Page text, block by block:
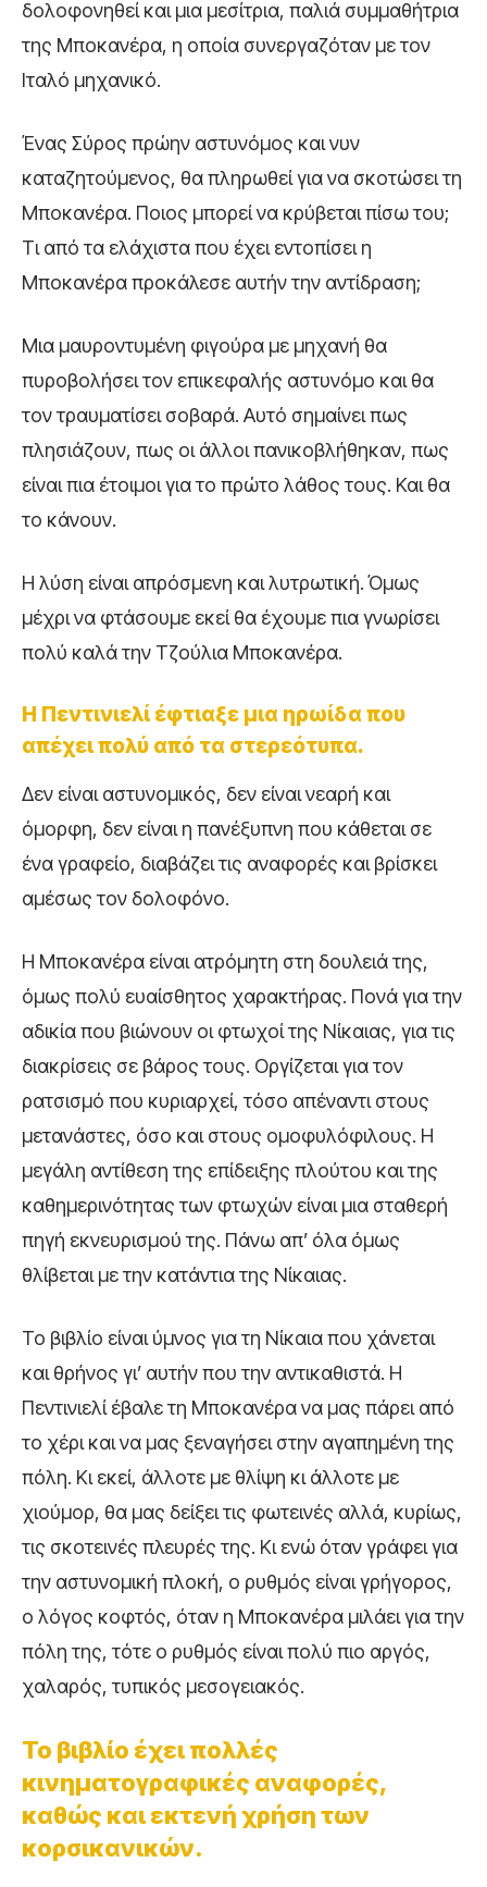
δολοφονηθεί και μια μεσίτρια, παλιά συμμαθήτρια
της Μποκανέρα, η οποία συνεργαζόταν με τον
Ιταλό μηχανικό.
Ένας Σύρος πρώην αστυνόμος και νυν
καταζητούμενος, θα πληρωθεί για να σκοτώσει τη
Μποκανέρα. Ποιος μπορεί να κρύβεται πίσω του;
Τι από τα ελάχιστα που έχει εντοπίσει η
Μποκανέρα προκάλεσε αυτήν την αντίδραση;
Μια μαυροντυμένη φιγούρα με μηχανή θα
πυροβολήσει τον επικεφαλής αστυνόμο και θα
τον τραυματίσει σοβαρά. Αυτό σημαίνει πως
πλησιάζουν, πως οι άλλοι πανικοβλήθηκαν, πως
είναι πια έτοιμοι για το πρώτο λάθος τους. Και θα
το κάνουν.
Η λύση είναι απρόσμενη και λυτρωτική. Όμως
μέχρι να φτάσουμε εκεί θα έχουμε πια γνωρίσει
πολύ καλά την Τζούλια Μποκανέρα.
Η Πεντινιελί έφτιαξε μια ηρωίδα που
απέχει πολύ από τα στερεότυπα.
Δεν είναι αστυνομικός, δεν είναι νεαρή και
όμορφη, δεν είναι η πανέξυπνη που κάθεται σε
ένα γραφείο, διαβάζει τις αναφορές και βρίσκει
αμέσως τον δολοφόνο.
Η Μποκανέρα είναι ατρόμητη στη δουλειά της,
όμως πολύ ευαίσθητος χαρακτήρας. Πονά για την
αδικία που βιώνουν οι φτωχοί της Νίκαιας, για τις
διακρίσεις σε βάρος τους. Οργίζεται για τον
ρατσισμό που κυριαρχεί, τόσο απέναντι στους
μετανάστες, όσο και στους ομοφυλόφιλους. Η
μεγάλη αντίθεση της επίδειξης πλούτου και της
καθημερινότητας των φτωχών είναι μια σταθερή
πηγή εκνευρισμού της. Πάνω απ’ όλα όμως
θλίβεται με την κατάντια της Νίκαιας.
Το βιβλίο είναι ύμνος για τη Νίκαια που χάνεται
και θρήνος γι’ αυτήν που την αντικαθιστά. Η
Πεντινιελί έβαλε τη Μποκανέρα να μας πάρει από
το χέρι και να μας ξεναγήσει στην αγαπημένη της
πόλη. Κι εκεί, άλλοτε με θλίψη κι άλλοτε με
χιούμορ, θα μας δείξει τις φωτεινές αλλά, κυρίως,
τις σκοτεινές πλευρές της. Κι ενώ όταν γράφει για
την αστυνομική πλοκή, ο ρυθμός είναι γρήγορος,
ο λόγος κοφτός, όταν η Μποκανέρα μιλάει για την
πόλη της, τότε ο ρυθμός είναι πολύ πιο αργός,
χαλαρός, τυπικός μεσογειακός.
Το βιβλίο έχει πολλές
κινηματογραφικές αναφορές,
καθώς και εκτενή χρήση των
κορσικανικών.